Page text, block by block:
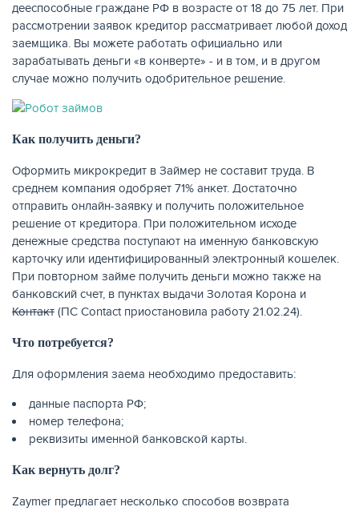
РЕЙТИНГ БАНКОВ
дееспособные граждане РФ в возрасте от 18 до 75 лет. При
рассмотрении заявок кредитор рассматривает любой доход
заемщика. Вы можете работать официально или
зарабатывать деньги «в конверте» - и в том, и в другом
случае можно получить одобрительное решение.
Как получить деньги?
Оформить микрокредит в Займер не составит труда. В
среднем компания одобряет 71% анкет. Достаточно
отправить онлайн-заявку и получить положительное
решение от кредитора. При положительном исходе
денежные средства поступают на именную банковскую
карточку или идентифицированный электронный кошелек.
При повторном займе получить деньги можно также на
банковский счет, в пунктах выдачи Золотая Корона и
Контакт (ПС Contact приостановила работу 21.02.24).
Что потребуется?
Для оформления заема необходимо предоставить:
данные паспорта РФ;
номер телефона;
реквизиты именной банковской карты.
Как вернуть долг?
Zaymer предлагает несколько способов возврата